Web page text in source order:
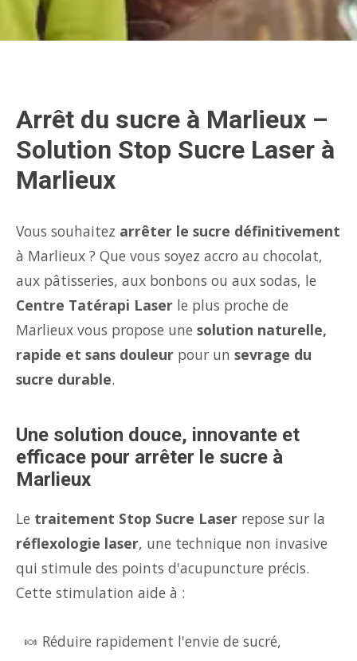
Arrêt du sucre à Marlieux –
Solution Stop Sucre Laser à
Marlieux
Vous souhaitez arrêter le sucre définitivement
à Marlieux ? Que vous soyez accro au chocolat,
aux pâtisseries, aux bonbons ou aux sodas, le
Centre Tatérapi Laser le plus proche de
Marlieux vous propose une solution naturelle,
rapide et sans douleur pour un sevrage du
sucre durable.
Une solution douce, innovante et
efficace pour arrêter le sucre à
Marlieux
Le traitement Stop Sucre Laser repose sur la
réflexologie laser, une technique non invasive
qui stimule des points d'acupuncture précis.
Cette stimulation aide à :
🍬 Réduire rapidement l'envie de sucré,